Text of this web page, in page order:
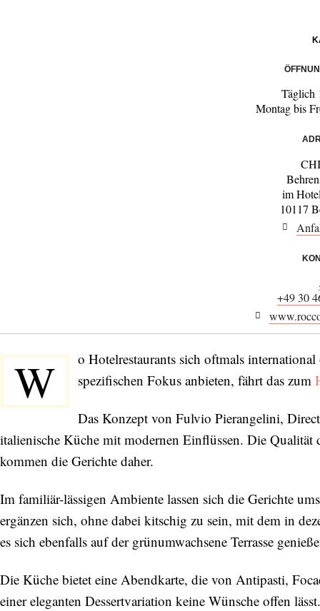
Täglich
Montag bis
im
10117
+49 30
W
o Hotelrestaurants sich oftmals
spezifischen Fokus anbieten, fährt das zum
Das Konzept von Fulvio Pierangelini,
italienische Küche mit modernen Einflüssen. Die
kommen die Gerichte daher.
Im familiär-lässigen Ambiente lassen sich die Gerichte
ergänzen sich, ohne dabei kitschig zu sein, mit dem in
es sich ebenfalls auf der grünumwachsene Terrasse
Die Küche bietet eine Abendkarte, die von Antipasti,
einer eleganten Dessertvariation keine Wünsche offen